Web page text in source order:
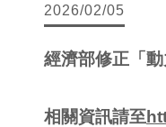
2026/02/05
經濟部修正「
相關資訊請至